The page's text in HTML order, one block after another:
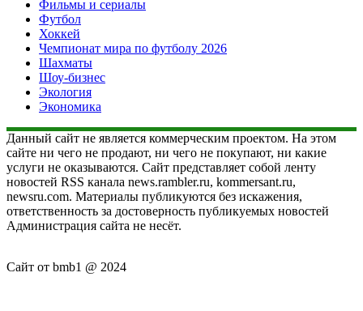
Фильмы и сериалы
Футбол
Хоккей
Чемпионат мира по футболу 2026
Шахматы
Шоу-бизнес
Экология
Экономика
Данный сайт не является коммерческим проектом. На этом
сайте ни чего не продают, ни чего не покупают, ни какие
услуги не оказываются. Сайт представляет собой ленту
новостей RSS канала news.rambler.ru, kommersant.ru,
newsru.com. Материалы публикуются без искажения,
ответственность за достоверность публикуемых новостей
Администрация сайта не несёт.
Сайт от bmb1 @ 2024